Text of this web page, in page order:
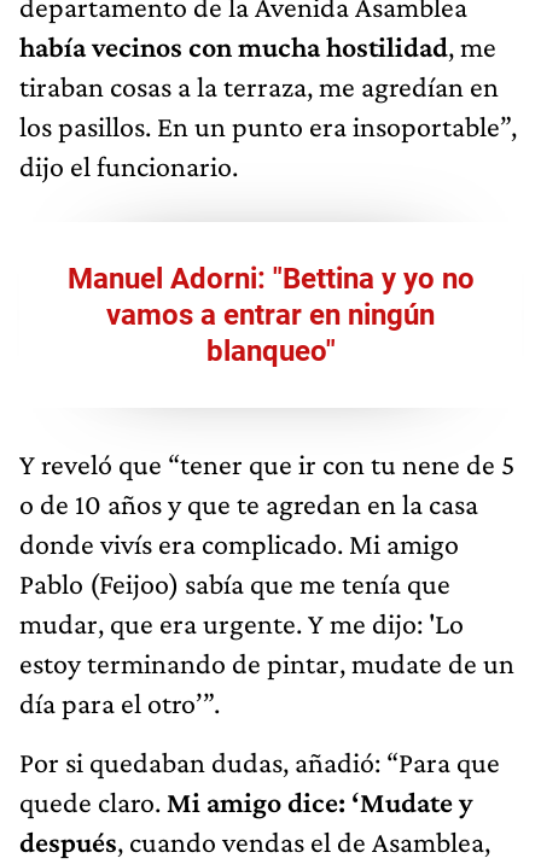
departamento de la Avenida Asamblea
había vecinos con mucha hostilidad, me
tiraban cosas a la terraza, me agredían en
los pasillos. En un punto era insoportable”,
dijo el funcionario.
Manuel Adorni: "Bettina y yo no
vamos a entrar en ningún
blanqueo"
Y reveló que “tener que ir con tu nene de 5
o de 10 años y que te agredan en la casa
donde vivís era complicado. Mi amigo
Pablo (Feijoo) sabía que me tenía que
mudar, que era urgente. Y me dijo: 'Lo
estoy terminando de pintar, mudate de un
día para el otro’”.
Por si quedaban dudas, añadió: “Para que
quede claro. Mi amigo dice: ‘Mudate y
después, cuando vendas el de Asamblea,